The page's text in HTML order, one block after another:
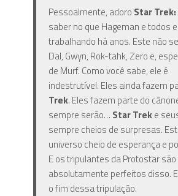
Pessoalmente, adoro Star
saber no que Hageman e todos
trabalhando há anos. Este não
Dal, Gwyn, Rok-tahk, Zero e,
de Murf. Como você sabe, ele é
indestrutível. Eles ainda fazem
Trek. Eles fazem parte do
sempre serão… Star Treke
sempre cheios de surpresas.
universo cheio de esperança e
E os tripulantes da Protostar
absolutamente perfeitos disso.
o fim dessa tripulação.